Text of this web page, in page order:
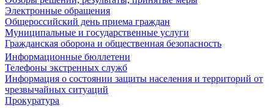
Электронные обращения
Общероссийский день приема граждан
Муниципальные и государственные услуги
Гражданская оборона и общественная безопасность
Информационные бюллетени
Телефоны экстренных служб
Информация о состоянии защиты населения и территорий от
чрезвычайных ситуаций
Прокуратура